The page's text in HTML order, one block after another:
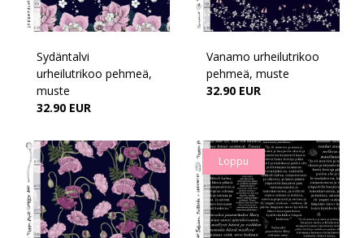
Sydäntalvi
urheilutrikoo pehmeä,
muste
32.90 EUR
Vanamo urheilutrikoo
pehmeä, muste
32.90 EUR
Loppu